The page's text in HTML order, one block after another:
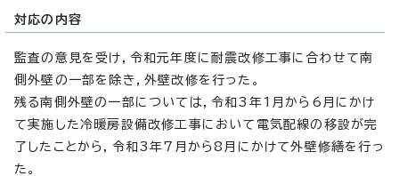
対応の内容
監査の意見を受け，令和元年度に耐震改修工事に合わせて南
側外壁の一部を除き，外壁改修を行った。
残る南側外壁の一部については，令和3年1月から6月にかけ
て実施した冷暖房設備改修工事において電気配線の移設が完
了したことから，令和3年7月から8月にかけて外壁修繕を行っ
た。